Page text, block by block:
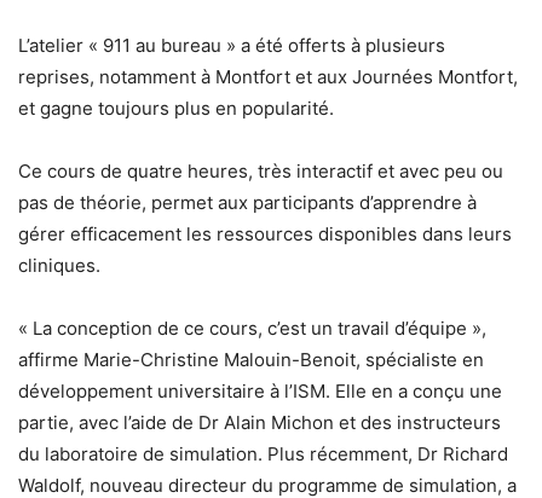
L’atelier « 911 au bureau » a été offerts à plusieurs
reprises, notamment à Montfort et aux Journées Montfort,
et gagne toujours plus en popularité.
Ce cours de quatre heures, très interactif et avec peu ou
pas de théorie, permet aux participants d’apprendre à
gérer efficacement les ressources disponibles dans leurs
cliniques.
« La conception de ce cours, c’est un travail d’équipe »,
affirme Marie-Christine Malouin-Benoit, spécialiste en
développement universitaire à l’ISM. Elle en a conçu une
partie, avec l’aide de Dr Alain Michon et des instructeurs
du laboratoire de simulation. Plus récemment, Dr Richard
Waldolf, nouveau directeur du programme de simulation, a